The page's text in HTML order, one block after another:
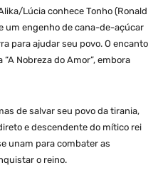
Lúcia conhece Tonho (Ronald
um engenho de cana-de-açúcar
para ajudar seu povo. O encanto
Nobreza do Amor”, embora
de salvar seu povo da tirania,
e descendente do mítico rei
unam para combater as
o reino.